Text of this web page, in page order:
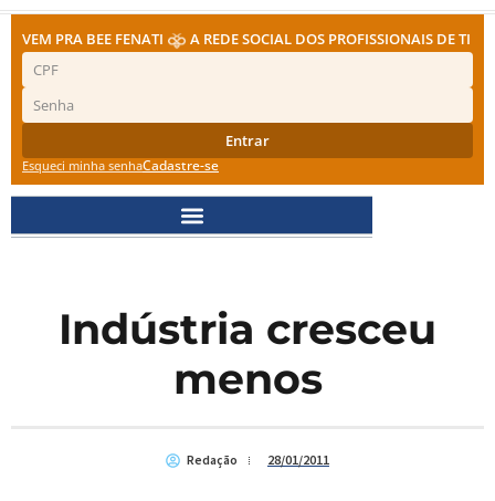
VEM PRA BEE FENATI A REDE SOCIAL DOS PROFISSIONAIS DE TI
Entrar
Esqueci minha senhaCadastre-se
Indústria cresceu
menos
Redação 28/01/2011